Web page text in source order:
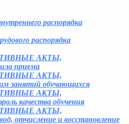
распорядка
распорядка
АКТЫ,
приема
АКТЫ,
занятий обучающихся
АКТЫ,
качества обучения
АКТЫ,
отчисление и восстановление